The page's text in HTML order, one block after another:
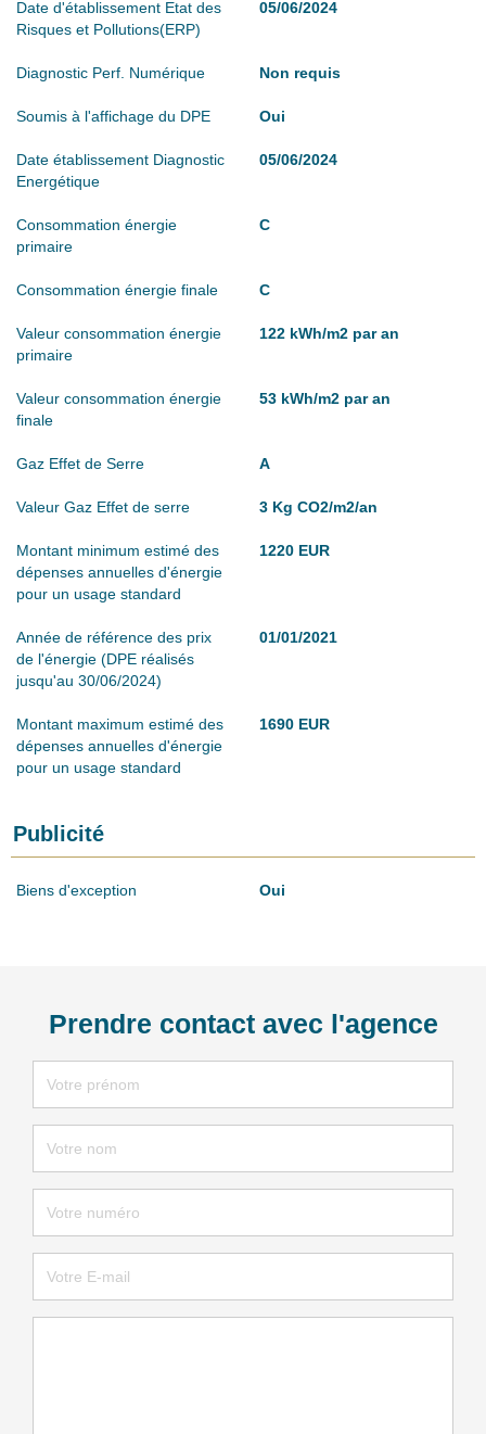
Date d'établissement Etat des
Risques et Pollutions(ERP)
05/06/2024
Diagnostic Perf. Numérique Non requis
Soumis à l'affichage du DPE Oui
Date établissement Diagnostic
Energétique
05/06/2024
Consommation énergie
primaire
C
Consommation énergie finale C
Valeur consommation énergie
primaire
122 kWh/m2 par an
Valeur consommation énergie
finale
53 kWh/m2 par an
Gaz Effet de Serre A
Valeur Gaz Effet de serre 3 Kg CO2/m2/an
Montant minimum estimé des
dépenses annuelles d'énergie
pour un usage standard
1220 EUR
Année de référence des prix
de l'énergie (DPE réalisés
jusqu'au 30/06/2024)
01/01/2021
Montant maximum estimé des
dépenses annuelles d'énergie
pour un usage standard
1690 EUR
Publicité
Biens d'exception Oui
Prendre contact avec l'agence